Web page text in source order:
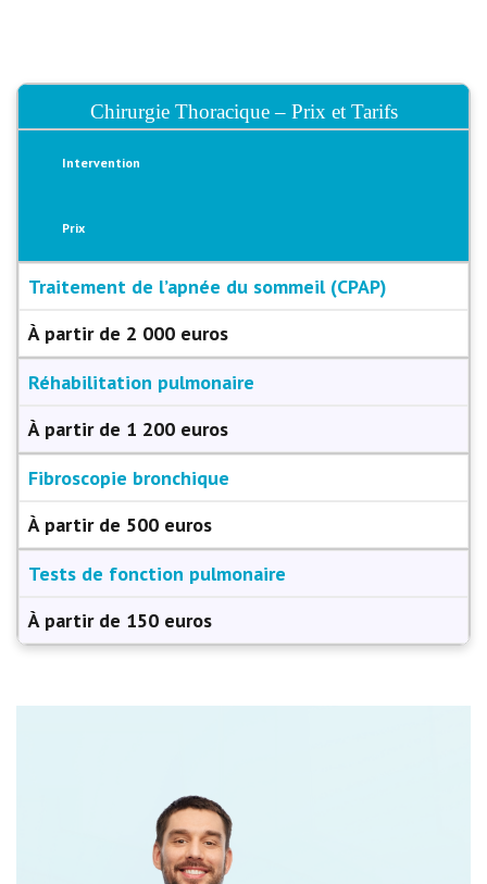
Chirurgie Thoracique – Prix et Tarifs
Intervention
Prix
Traitement de l’apnée du sommeil (CPAP)
À partir de 2 000 euros
Réhabilitation pulmonaire
À partir de 1 200 euros
Fibroscopie bronchique
À partir de 500 euros
Tests de fonction pulmonaire
À partir de 150 euros